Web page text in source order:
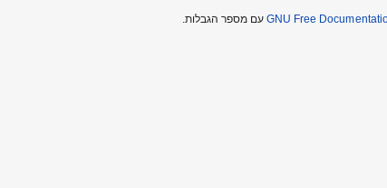
GNU Freeעם מספר הגבלות.